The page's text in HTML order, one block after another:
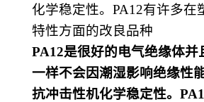
化学稳定性。PA12有许多在
特性方面的改良品种
PA12是很好的电气绝缘体并
一样不会因潮湿影响绝缘性
抗冲击性机化学稳定性。